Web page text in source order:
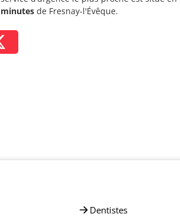
minutes de Fresnay-l'Évêque.
Dentistes